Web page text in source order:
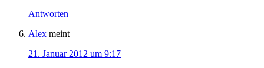
Antworten
Alex meint
21. Januar 2012 um 9:17